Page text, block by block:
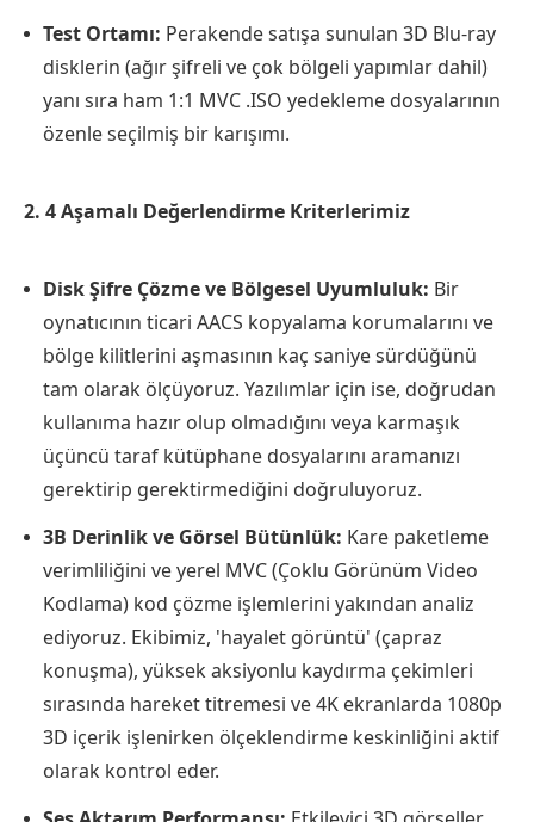
Test Ortamı: Perakende satışa sunulan 3D Blu-ray
disklerin (ağır şifreli ve çok bölgeli yapımlar dahil)
yanı sıra ham 1:1 MVC .ISO yedekleme dosyalarının
özenle seçilmiş bir karışımı.
2. 4 Aşamalı Değerlendirme Kriterlerimiz
Disk Şifre Çözme ve Bölgesel Uyumluluk: Bir
oynatıcının ticari AACS kopyalama korumalarını ve
bölge kilitlerini aşmasının kaç saniye sürdüğünü
tam olarak ölçüyoruz. Yazılımlar için ise, doğrudan
kullanıma hazır olup olmadığını veya karmaşık
üçüncü taraf kütüphane dosyalarını aramanızı
gerektirip gerektirmediğini doğruluyoruz.
3B Derinlik ve Görsel Bütünlük: Kare paketleme
verimliliğini ve yerel MVC (Çoklu Görünüm Video
Kodlama) kod çözme işlemlerini yakından analiz
ediyoruz. Ekibimiz, 'hayalet görüntü' (çapraz
konuşma), yüksek aksiyonlu kaydırma çekimleri
sırasında hareket titremesi ve 4K ekranlarda 1080p
3D içerik işlenirken ölçeklendirme keskinliğini aktif
olarak kontrol eder.